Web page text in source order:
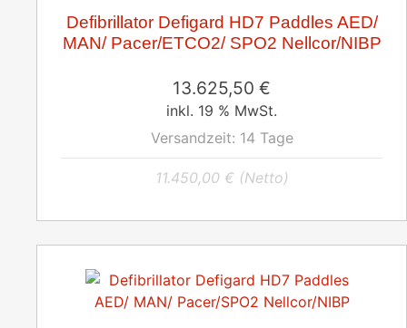
Defibrillator Defigard HD7 Paddles AED/
MAN/ Pacer/ETCO2/ SPO2 Nellcor/NIBP
13.625,50 €
inkl. 19 % MwSt.
Versandzeit: 14 Tage
11.450,00 € (Netto)